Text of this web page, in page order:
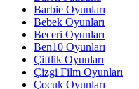
Barbie Oyunları
Bebek Oyunları
Beceri Oyunları
Ben10 Oyunları
Çiftlik Oyunları
Çizgi Film Oyunları
Çocuk Oyunları